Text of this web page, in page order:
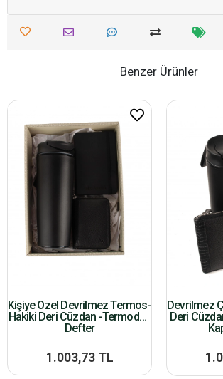
Benzer Ürünler
Kişiye Özel Devrilmez Termos-
Hakiki Deri Cüzdan -Termoderi
Defter
1.003,73 TL
Devrilmez
Deri